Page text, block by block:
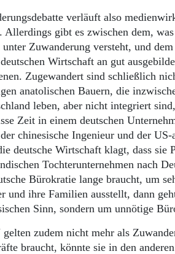
Kontakt
Impressum
Datenschutz
verläuft also
Allerdings gibt es zwischen dem,
Zuwanderung versteht, und
Wirtschaft an gut
Zugewandert sind schließlich
anatolischen Bauern, die
leben, aber nicht integriert
Zeit in einem deutschen
chinesische Ingenieur und der US-
deutsche Wirtschaft klagt, dass sie
Tochterunternehmen nach
Bürokratie lange braucht, um
und ihre Familien ausstellt, dann
Sinn, sondern um unnötige
zudem nicht mehr als
braucht, könnte sie in den